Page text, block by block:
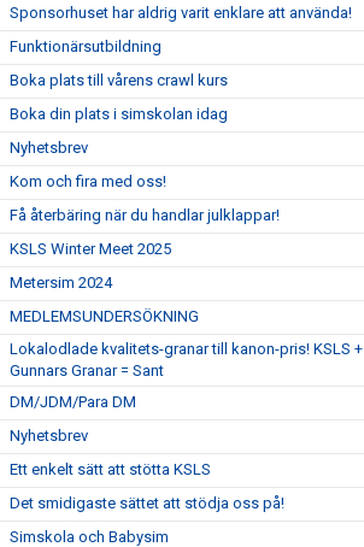
Sponsorhuset har aldrig varit enklare att använda!
Funktionärsutbildning
Boka plats till vårens crawl kurs
Boka din plats i simskolan idag
Nyhetsbrev
Kom och fira med oss!
Få återbäring när du handlar julklappar!
KSLS Winter Meet 2025
Metersim 2024
MEDLEMSUNDERSÖKNING
Lokalodlade kvalitets-granar till kanon-pris! KSLS +
Gunnars Granar = Sant
DM/JDM/Para DM
Nyhetsbrev
Ett enkelt sätt att stötta KSLS
Det smidigaste sättet att stödja oss på!
Simskola och Babysim